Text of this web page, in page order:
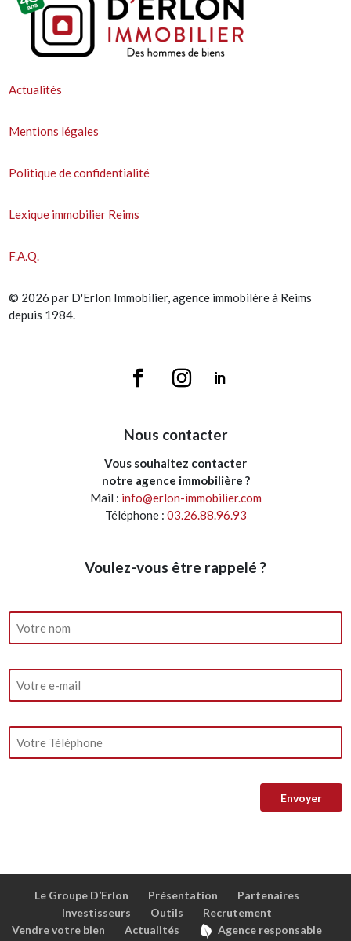
Actualités
Mentions légales
Politique de confidentialité
Lexique immobilier Reims
F.A.Q.
© 2026 par D'Erlon Immobilier, agence immobilère à Reims
depuis 1984.
Nous contacter
Vous souhaitez contacter
notre agence immobilière ?
Mail : info@erlon-immobilier.com
Téléphone : 03.26.88.96.93
Voulez-vous être rappelé ?
Le Groupe D’Erlon Présentation
Partenaires
Investisseurs
Outils
Recrutement
Vendre votre bien
Actualités
Agence responsable